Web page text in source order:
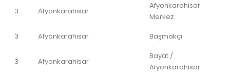
3 Afyonkarahisar
Afyonkarahisar
Merkez
3
Afyonkarahisar Başmakçı
3 Afyonkarahisar
Bayat /
Afyonkarahisar